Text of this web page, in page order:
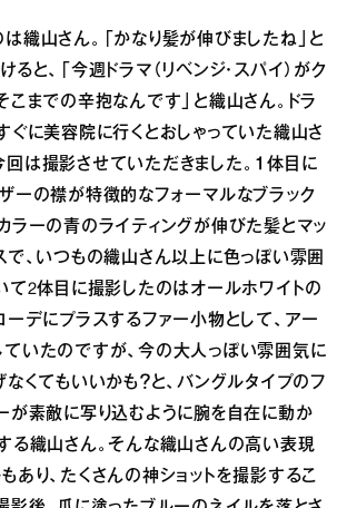
織山さん。「かなり髪が伸びましたね」と
ると、「今週ドラマ（リベンジ・スパイ）がク
こまでの辛抱なんです」と織山さん。ドラ
ぐに美容院に行くとおしゃっていた織山さ
は撮影させていただきました。１体目に
ーの襟が特徴的なフォーマルなブラック
ラーの青のライティングが伸びた髪とマッ
で、いつもの織山さん以上に色っぽい雰囲
て2体目に撮影したのはオールホワイトの
ーデにプラスするファー小物として、アー
いたのですが、今の大人っぽい雰囲気に
なくてもいいかも？と、バングルタイプのフ
が素敵に写り込むように腕を自在に動か
る織山さん。そんな織山さんの高い表現
あり、たくさんの神ショットを撮影するこ